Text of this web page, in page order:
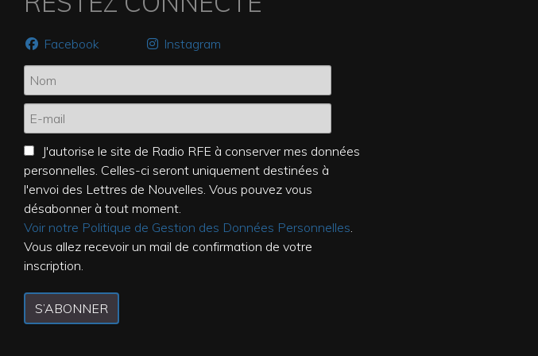
Facebook Instagram
J'autorise le site de Radio RFE à conserver mes données
personnelles. Celles-ci seront uniquement destinées à
l'envoi des Lettres de Nouvelles. Vous pouvez vous
désabonner à tout moment.
Voir notre Politique de Gestion des Données Personnelles.
Vous allez recevoir un mail de confirmation de votre
inscription.
S’ABONNER